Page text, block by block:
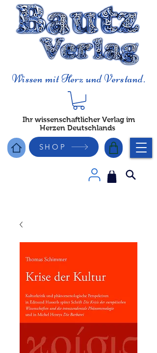
Wissen mit Herz und Verstand.
Ihr wissenschaftlicher Verlag im
Herzen Deutschlands
SHOP